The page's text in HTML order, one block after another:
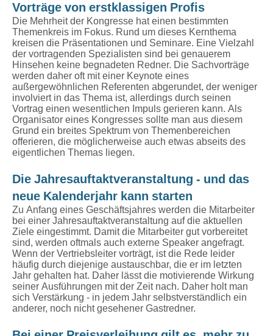
Vorträge von erstklassigen Profis
Die Mehrheit der Kongresse hat einen bestimmten
Themenkreis im Fokus. Rund um dieses Kernthema
kreisen die Präsentationen und Seminare. Eine Vielzahl
der vortragenden Spezialisten sind bei genauerem
Hinsehen keine begnadeten Redner. Die Sachvorträge
werden daher oft mit einer Keynote eines
außergewöhnlichen Referenten abgerundet, der weniger
involviert in das Thema ist, allerdings durch seinen
Vortrag einen wesentlichen Impuls gerieren kann. Als
Organisator eines Kongresses sollte man aus diesem
Grund ein breites Spektrum von Themenbereichen
offerieren, die möglicherweise auch etwas abseits des
eigentlichen Themas liegen.
Die Jahresauftaktveranstaltung - und das
neue Kalenderjahr kann starten
Zu Anfang eines Geschäftsjahres werden die Mitarbeiter
bei einer Jahresauftaktveranstaltung auf die aktuellen
Ziele eingestimmt. Damit die Mitarbeiter gut vorbereitet
sind, werden oftmals auch externe Speaker angefragt.
Wenn der Vertriebsleiter vorträgt, ist die Rede leider
häufig durch diejenige austauschbar, die er im letzten
Jahr gehalten hat. Daher lässt die motivierende Wirkung
seiner Ausführungen mit der Zeit nach. Daher holt man
sich Verstärkung - in jedem Jahr selbstverständlich ein
anderer, noch nicht gesehener Gastredner.